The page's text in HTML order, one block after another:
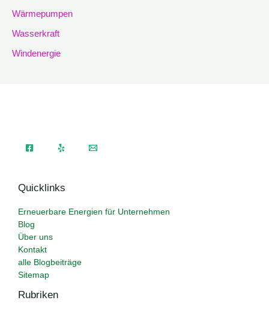
Wärmepumpen
Wasserkraft
Windenergie
Quicklinks
Erneuerbare Energien für Unternehmen
Blog
Über uns
Kontakt
alle Blogbeiträge
Sitemap
Rubriken